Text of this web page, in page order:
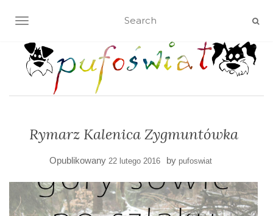
TOGGLE NAVIGATION
Rymarz Kalenica Zygmuntówka
Opublikowany 22 lutego 2016 by pufoswiat